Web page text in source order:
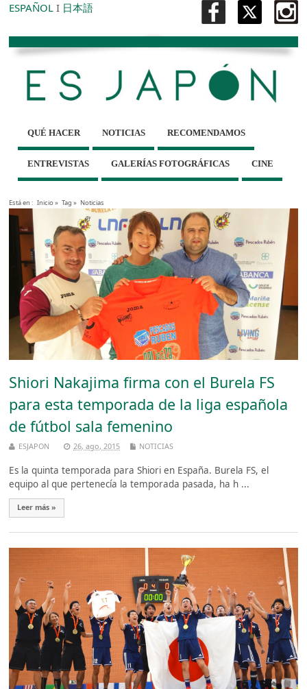
ESPAÑOL I 日本語
QUÉ HACER NOTICIAS RECOMENDAMOS
ENTREVISTAS GALERÍAS FOTOGRÁFICAS CINE
Está en : Inicio» Tag » Noticias
Shiori Nakajima firma con el Burela FS
para esta temporada de la liga española
de fútbol sala femenino
ESJAPON 26, ago, 2015 NOTICIAS
Es la quinta temporada para Shiori en España. Burela FS, el
equipo al que pertenecía la temporada pasada, ha h ...
Leer más »